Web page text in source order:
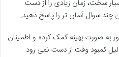
سخت، زمان زیادی را از دست
چند سوال آسان تر را پاسخ دهید.
به صورت بهینه کمک کرده و اطمینان
کمبود وقت از دست نمی رود.